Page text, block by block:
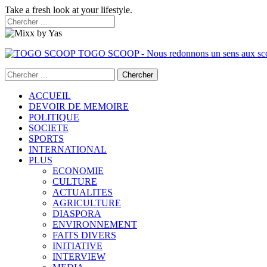
Take a fresh look at your lifestyle.
TOGO SCOOP - Nous redonnons un sens aux
ACCUEIL
DEVOIR DE MEMOIRE
POLITIQUE
SOCIETE
SPORTS
INTERNATIONAL
PLUS
ECONOMIE
CULTURE
ACTUALITES
AGRICULTURE
DIASPORA
ENVIRONNEMENT
FAITS DIVERS
INITIATIVE
INTERVIEW